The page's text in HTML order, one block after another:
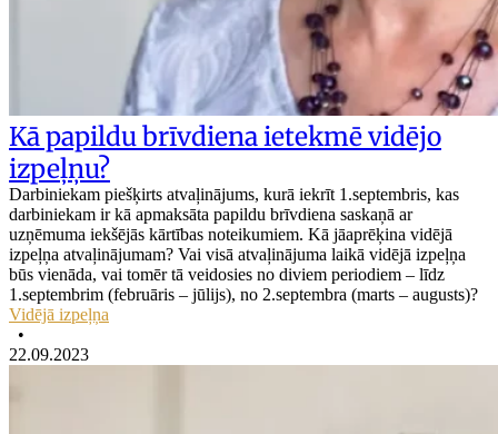
Kā papildu brīvdiena ietekmē vidējo
izpeļņu?
Darbiniekam piešķirts atvaļinājums, kurā iekrīt 1.septembris, kas
darbiniekam ir kā apmaksāta papildu brīvdiena saskaņā ar
uzņēmuma iekšējās kārtības noteikumiem. Kā jāaprēķina vidējā
izpeļņa atvaļinājumam? Vai visā atvaļinājuma laikā vidējā izpeļņa
būs vienāda, vai tomēr tā veidosies no diviem periodiem – līdz
1.septembrim (februāris – jūlijs), no 2.septembra (marts – augusts)?
Vidējā izpeļņa
•
22.09.2023